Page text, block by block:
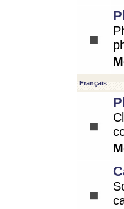
Français